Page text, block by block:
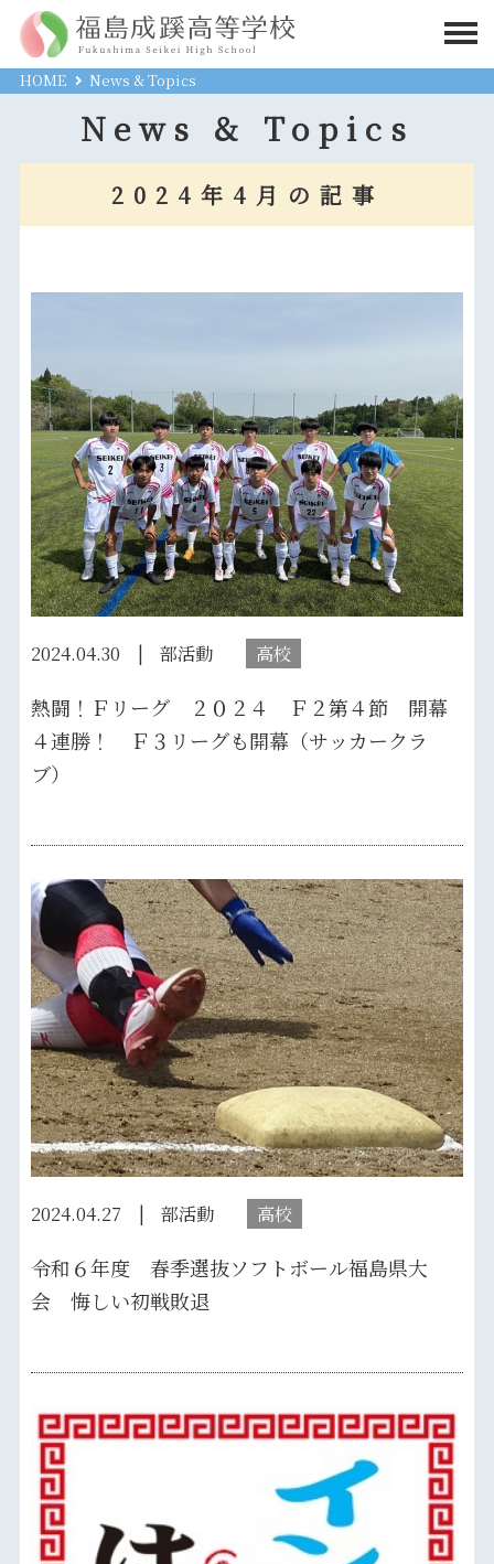
HOME News & Topics
News & Topics
2024年4月の記事
2024.04.30 部活動 高校
熱闘！Ｆリーグ ２０２４ Ｆ２第４節 開幕
４連勝！ Ｆ３リーグも開幕（サッカークラ
ブ）
2024.04.27 部活動 高校
令和６年度 春季選抜ソフトボール福島県大
会 悔しい初戦敗退